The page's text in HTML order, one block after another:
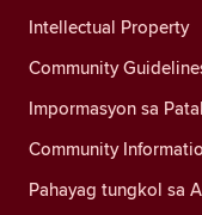
Intellectual Property
Community
Impormasyon sa
Community
Pahayag tungkol sa